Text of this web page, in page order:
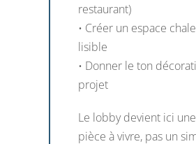
restaurant)
• Créer un espace
lisible
• Donner le ton
projet
Le lobby devient ici
pièce à vivre, pas un